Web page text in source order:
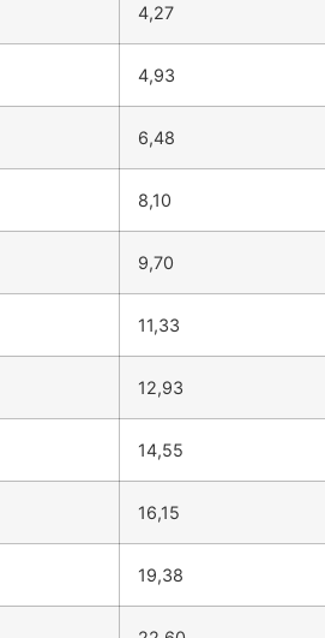
4,27
4,93
6,48
8,10
9,70
11,33
12,93
14,55
16,15
19,38